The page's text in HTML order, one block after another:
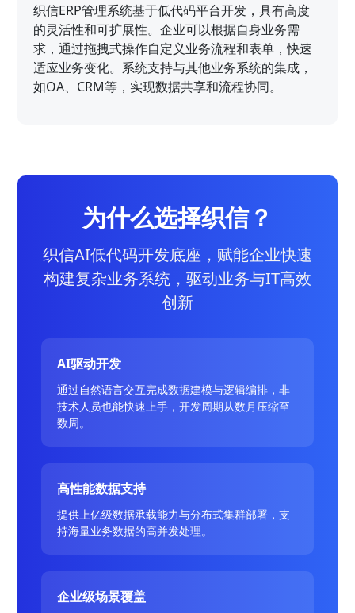
织信ERP管理系统基于低代码平台开发，具有高度
的灵活性和可扩展性。企业可以根据自身业务需
求，通过拖拽式操作自定义业务流程和表单，快速
适应业务变化。系统支持与其他业务系统的集成，
如OA、CRM等，实现数据共享和流程协同。
为什么选择织信？
织信AI低代码开发底座，赋能企业快速
构建复杂业务系统，驱动业务与IT高效
创新
AI驱动开发
通过自然语言交互完成数据建模与逻辑编排，非
技术人员也能快速上手，开发周期从数月压缩至
数周。
高性能数据支持
提供上亿级数据承载能力与分布式集群部署，支
持海量业务数据的高并发处理。
企业级场景覆盖